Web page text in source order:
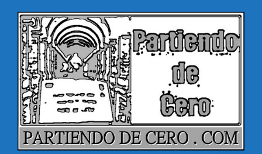
contenido